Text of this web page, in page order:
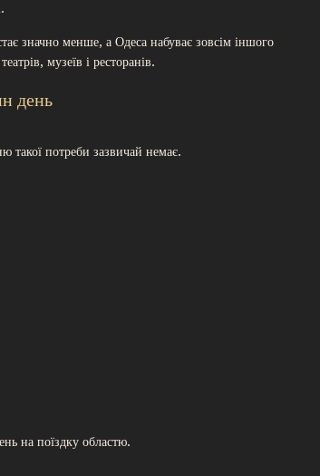
значно менше, а Одеса набуває зовсім іншого
музеїв і ресторанів.
день
такої потреби зазвичай немає.
на поїздку областю.